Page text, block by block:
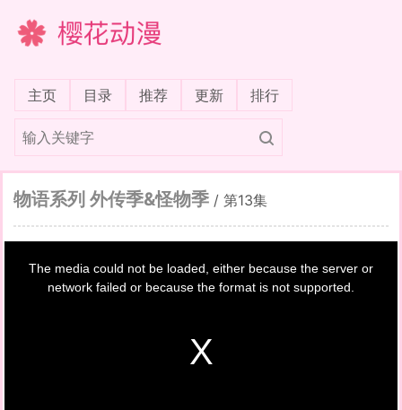
樱花动漫
主页(current)
目录 推荐 更新 排行
物语系列 外传季&怪物季 / 第13集